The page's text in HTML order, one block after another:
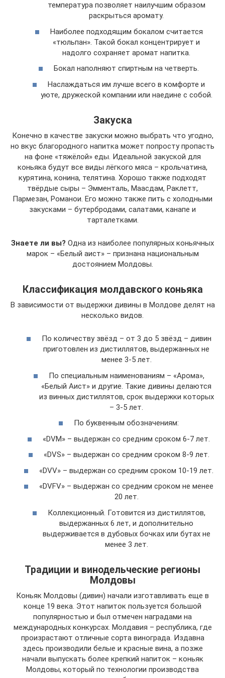
температура позволяет наилучшим образом
раскрыться аромату.
Наиболее подходящим бокалом считается
«тюльпан». Такой бокал концентрирует и
надолго сохраняет аромат напитка.
Бокал наполняют спиртным на четверть.
Наслаждаться им лучше всего в комфорте и
уюте, дружеской компании или наедине с собой.
Закуска
Конечно в качестве закуски можно выбрать что угодно,
но вкус благородного напитка может попросту пропасть
на фоне «тяжёлой» еды. Идеальной закуской для
коньяка будут все виды лёгкого мяса – крольчатина,
курятина, конина, телятина. Хорошо также подходят
твёрдые сыры – Эмменталь, Маасдам, Раклетт,
Пармезан, Романои. Его можно также пить с холодными
закусками – бутербродами, салатами, канапе и
тарталетками.
Знаете ли вы? Одна из наиболее популярных коньячных
марок – «Белый аист» – признана национальным
достоянием Молдовы.
Классификация молдавского коньяка
В зависимости от выдержки дивины в Молдове делят на
несколько видов.
По количеству звёзд – от 3 до 5 звёзд – дивин
приготовлен из дистиллятов, выдержанных не
менее 3-5 лет.
По специальным наименованиям – «Арома»,
«Белый Аист» и другие. Такие дивины делаются
из винных дистиллятов, срок выдержки которых
– 3-5 лет.
По буквенным обозначениям:
«DVM» – выдержан со средним сроком 6-7 лет.
«DVS» – выдержан со средним сроком 8-9 лет.
«DVV» – выдержан со средним сроком 10-19 лет.
«DVFV» – выдержан со средним сроком не менее
20 лет.
Коллекционный. Готовится из дистиллятов,
выдержанных 6 лет, и дополнительно
выдерживается в дубовых бочках или бутах не
менее 3 лет.
Традиции и винодельческие регионы
Молдовы
Коньяк Молдовы (дивин) начали изготавливать еще в
конце 19 века. Этот напиток пользуется большой
популярностью и был отмечен наградами на
международных конкурсах. Молдавия – республика, где
произрастают отличные сорта винограда. Издавна
здесь производили белые и красные вина, а позже
начали выпускать более крепкий напиток – коньяк
Молдовы, который по технологии производства